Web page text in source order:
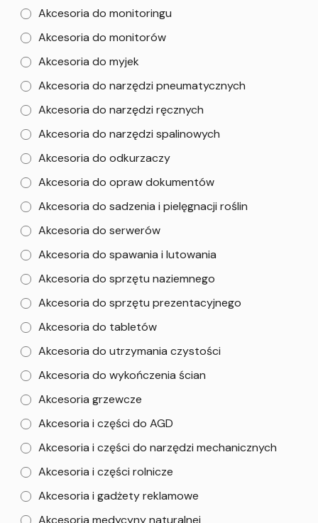
Akcesoria do monitoringu
Akcesoria do monitorów
Akcesoria do myjek
Akcesoria do narzędzi pneumatycznych
Akcesoria do narzędzi ręcznych
Akcesoria do narzędzi spalinowych
Akcesoria do odkurzaczy
Akcesoria do opraw dokumentów
Akcesoria do sadzenia i pielęgnacji roślin
Akcesoria do serwerów
Akcesoria do spawania i lutowania
Akcesoria do sprzętu naziemnego
Akcesoria do sprzętu prezentacyjnego
Akcesoria do tabletów
Akcesoria do utrzymania czystości
Akcesoria do wykończenia ścian
Akcesoria grzewcze
Akcesoria i części do AGD
Akcesoria i części do narzędzi mechanicznych
Akcesoria i części rolnicze
Akcesoria i gadżety reklamowe